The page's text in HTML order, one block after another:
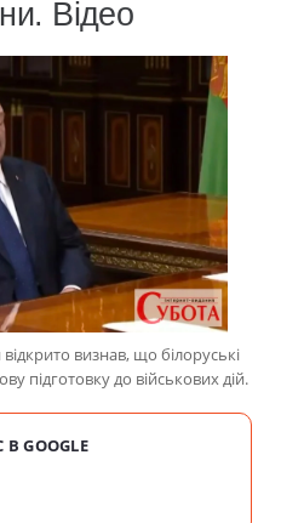
Відео
визнав, що білоруські
підготовку до військових дій.
GOOGLE